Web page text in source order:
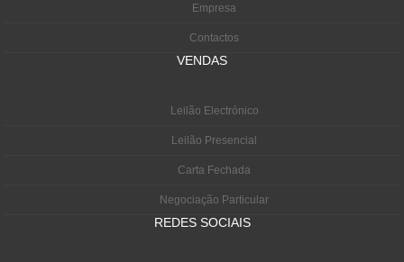
Empresa
Contactos
VENDAS
Leilão Electrónico
Leilão Presencial
Carta Fechada
Negociação Particular
REDES SOCIAIS